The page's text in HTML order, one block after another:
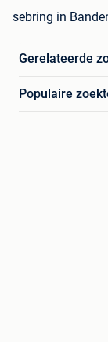
sebring in
Gerelateerde
Populaire